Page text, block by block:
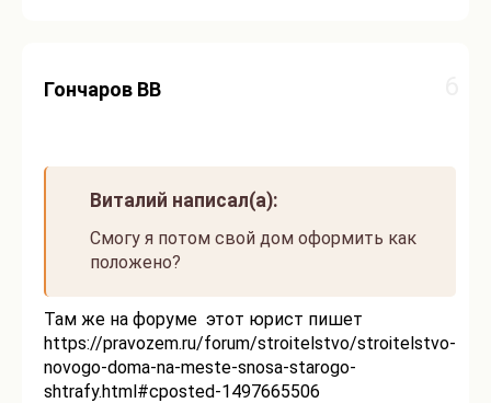
Гончаров ВВ
Виталий написал(а):
Смогу я потом свой дом оформить как
положено?
Там же на форуме этот юрист пишет
https://pravozem.ru/forum/stroitelstvo/stroitelstvo-
novogo-doma-na-meste-snosa-starogo-
shtrafy.html#cposted-1497665506